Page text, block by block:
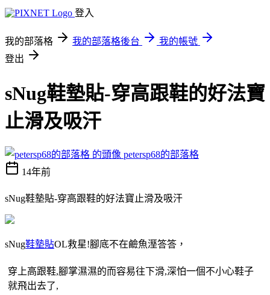
登入
我的部落格 我的部落格後台
我的帳號
登出
sNug鞋墊貼-穿高跟鞋的好法寶
止滑及吸汗
petersp68的部落格
14年前
sNug鞋墊貼-穿高跟鞋的好法寶止滑及吸汗
sNug鞋墊貼OL救星!腳底不在鹼魚溼答答，
穿上高跟鞋,腳掌濕濕的而容易往下滑,深怕一個不小心鞋子
就飛出去了,